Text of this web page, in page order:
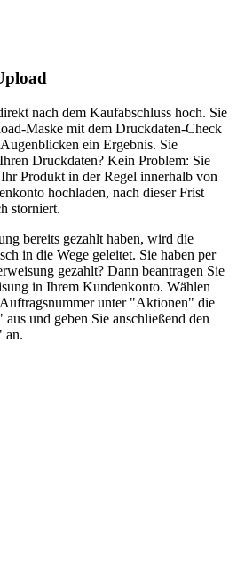
nach dem Kaufabschluss hoch. Sie
Maske mit dem Druckdaten-Check
ein Ergebnis. Sie
Druckdaten? Kein Problem: Sie
Produkt in der Regel innerhalb von
hochladen, nach dieser Frist
storniert.
bereits gezahlt haben, wird die
in die Wege geleitet. Sie haben per
gezahlt? Dann beantragen Sie
in Ihrem Kundenkonto. Wählen
Auftragsnummer unter "Aktionen" die
und geben Sie anschließend den
an.